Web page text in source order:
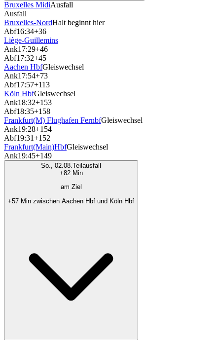
Bruxelles MidiAusfall
Ausfall
Bruxelles-NordHalt beginnt hier
Abf16:34+36
Liège-Guillemins
Ank17:29+46
Abf17:32+45
Aachen HbfGleiswechsel
Ank17:54+73
Abf17:57+113
Köln HbfGleiswechsel
Ank18:32+153
Abf18:35+158
Frankfurt(M) Flughafen FernbfGleiswechsel
Ank19:28+154
Abf19:31+152
Frankfurt(Main)HbfGleiswechsel
Ank19:45+149
So., 02.08.Teilausfall
+82 Min
am Ziel
+57 Min zwischen Aachen Hbf und Köln Hbf